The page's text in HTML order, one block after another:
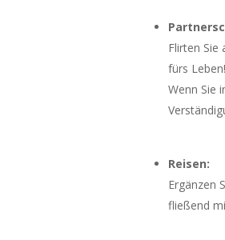
Flirten Sie
fürs Leben!
Wenn Sie
Reisen:
Ergänzen
fließend